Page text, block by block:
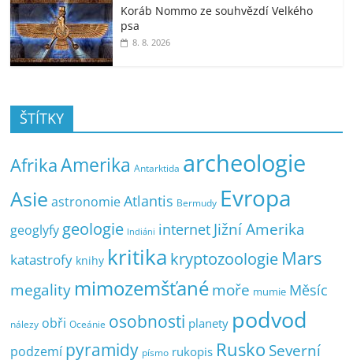
Koráb Nommo ze souhvězdí Velkého
psa
8. 8. 2026
ŠTÍTKY
AfrikaAmerika Antarktida archeologie
Asie astronomie Atlantis Bermudy Evropa
geoglyfy geologie Indiáni internet Jižní Amerika
katastrofy knihy kritika kryptozoologie Mars
megality mimozemšťanémoře mumie Měsíc
nálezy obři Oceánie osobnosti planety podvod
podzemí pyramidy písmo rukopis Rusko Severní